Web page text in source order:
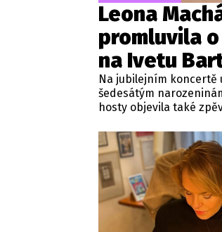
Leona
promluvila
na Ivetu
Na jubilejním koncertě
šedesátým
hosty objevila také
společně strávené
kolegyni nahlíží s
Machálkové je velmi
Bartošové z rádií
široké spektrum